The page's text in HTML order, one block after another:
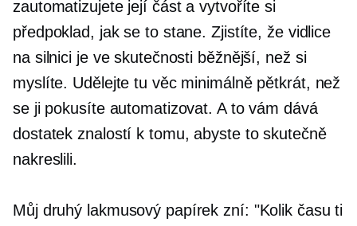
zautomatizujete její část a vytvoříte si
předpoklad, jak se to stane. Zjistíte, že vidlice
na silnici je ve skutečnosti běžnější, než si
myslíte. Udělejte tu věc minimálně pětkrát, než
se ji pokusíte automatizovat. A to vám dává
dostatek znalostí k tomu, abyste to skutečně
nakreslili.
Můj druhý lakmusový papírek zní: "Kolik času ti